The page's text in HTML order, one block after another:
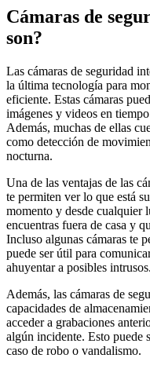
Cámaras de
son?
Las cámaras de seguridad
la última tecnología para
eficiente. Estas cámaras
imágenes y videos en
Además, muchas de ellas
como detección de
nocturna.
Una de las ventajas de las
te permiten ver lo que está
momento y desde cualquier
encuentras fuera de casa y
Incluso algunas cámaras te
puede ser útil para
ahuyentar a posibles intrusos.
Además, las cámaras de
capacidades de
acceder a grabaciones
algún incidente. Esto puede
caso de robo o vandalismo.